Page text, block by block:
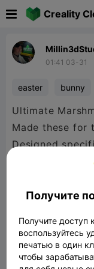
Creality
01:41 03-31
easter bunny
Ultimate
Made these for
Designed
These are
Получите
Получите доступ
воспользуйтесь
печатью в один
чтобы